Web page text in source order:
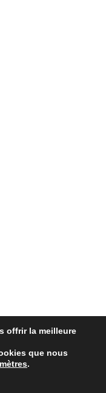
offrir la meilleure
que nous
.